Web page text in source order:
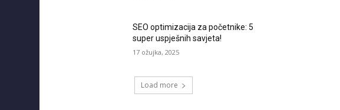
SEO optimizacija za početnike: 5
super uspješnih savjeta!
17 ožujka, 2025
Load more